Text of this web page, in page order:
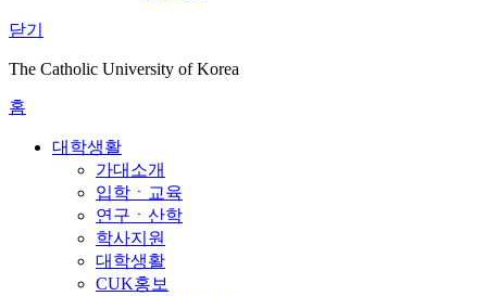
닫기
The Catholic University of Korea
홈
대학생활
가대소개
입학ㆍ교육
연구ㆍ산학
학사지원
대학생활
CUK홍보